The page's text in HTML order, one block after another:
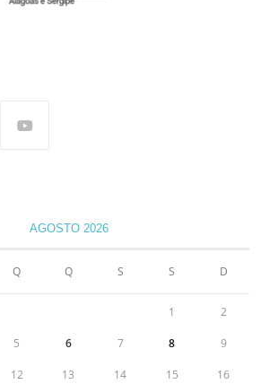
AGOSTO 2026
Q Q S S D
1 2
5 6 7 8 9
12 13 14 15 16